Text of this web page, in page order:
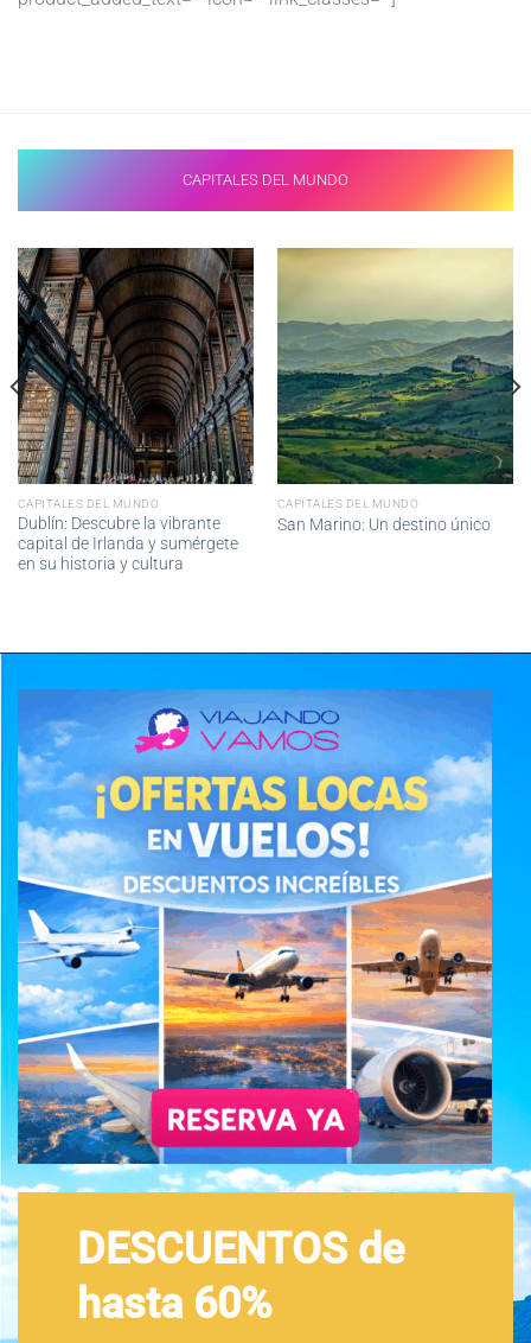
CAPITALES DEL MUNDO
CAPITALES DEL MUNDO
Dublín: Descubre la vibrante
capital de Irlanda y sumérgete
en su historia y cultura
CAPITALES DEL MUNDO
San Marino: Un destino único
DESCUENTOS de
hasta 60%